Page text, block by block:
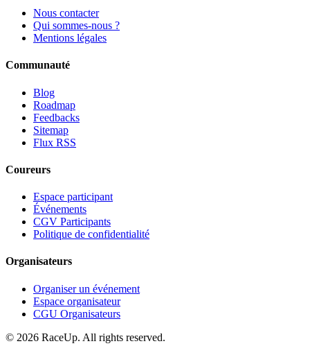
Nous contacter
Qui sommes-nous ?
Mentions légales
Communauté
Blog
Roadmap
Feedbacks
Sitemap
Flux RSS
Coureurs
Espace participant
Événements
CGV Participants
Politique de confidentialité
Organisateurs
Organiser un événement
Espace organisateur
CGU Organisateurs
© 2026 RaceUp. All rights reserved.